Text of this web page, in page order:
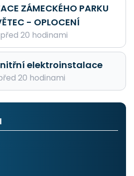
ZÁMECKÉHO PARKU
- OPLOCENÍ
20 hodinami
elektroinstalace
20 hodinami